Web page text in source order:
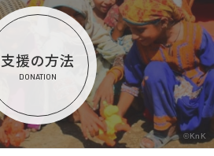
支援の方法
DONATION
©KnK